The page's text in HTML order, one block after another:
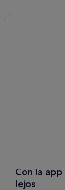
Con la
lejos